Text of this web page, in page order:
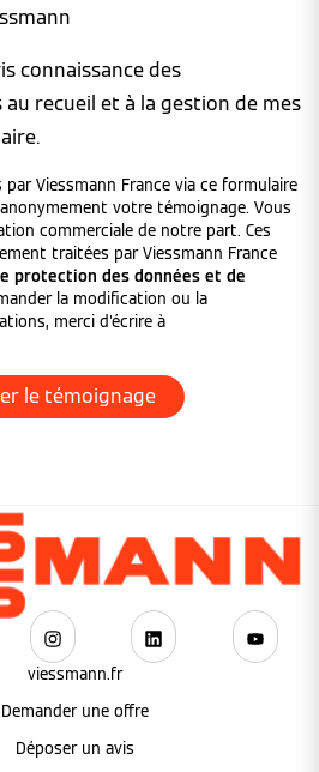
connaissance des
recueil et à la gestion de mes
Viessmann France via ce formulaire
votre témoignage. Vous
commerciale de notre part. Ces
traitées par Viessmann France
protection des données et de
la modification ou la
merci d'écrire à
viessmann.fr
Demander une offre
Déposer un avis